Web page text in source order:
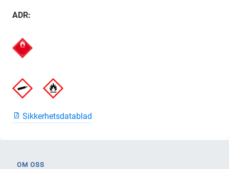
ADR:
Sikkerhetsdatablad
OM OSS